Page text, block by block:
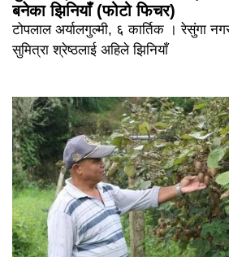
बनेका झिनियाँ (फोटो फिचर)
टोपलाल अर्यालगुल्मी, ६ कार्तिक । रेसुंगा
सुमित्रा श्रेष्ठलाई अहिले झिनियाँ